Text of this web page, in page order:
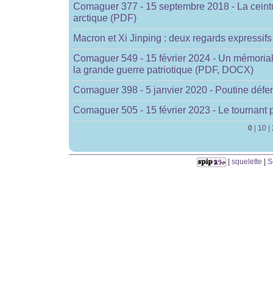
Comaguer 377 - 15 septembre 2018 - La
arctique (PDF)
Macron et Xi Jinping : deux regards
Comaguer 549 - 15 février 2024 - Un
la grande guerre patriotique (PDF, DOCX)
Comaguer 398 - 5 janvier 2020 - Poutine
Comaguer 505 - 15 février 2023 - Le tournant
0 10
squelette